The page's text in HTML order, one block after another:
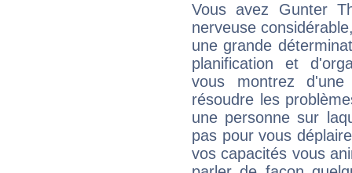
Vous avez Gunter
nerveuse
une grande
planification et
vous montrez
résoudre les
une personne sur
pas pour vous
vos capacités vous